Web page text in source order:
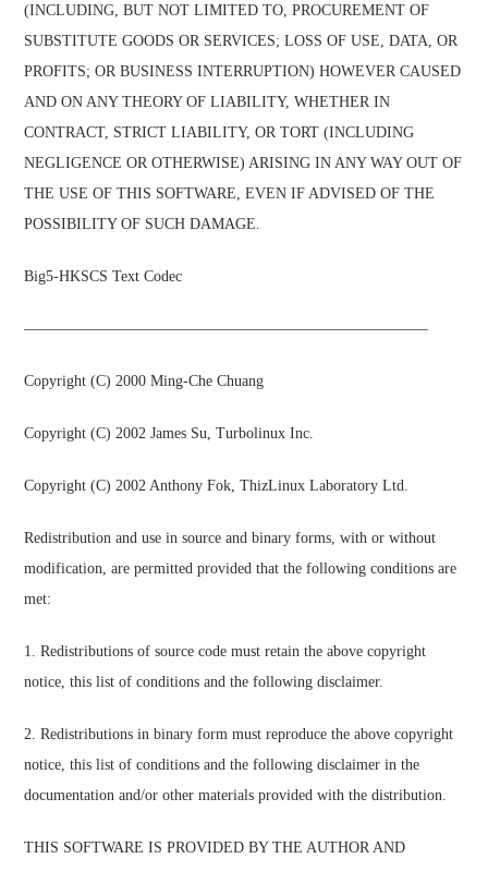
(INCLUDING, BUT NOT LIMITED TO, PROCUREMENT OF
SUBSTITUTE GOODS OR SERVICES; LOSS OF USE, DATA, OR
PROFITS; OR BUSINESS INTERRUPTION) HOWEVER CAUSED
AND ON ANY THEORY OF LIABILITY, WHETHER IN
CONTRACT, STRICT LIABILITY, OR TORT (INCLUDING
NEGLIGENCE OR OTHERWISE) ARISING IN ANY WAY OUT OF
THE USE OF THIS SOFTWARE, EVEN IF ADVISED OF THE
POSSIBILITY OF SUCH DAMAGE.
Big5-HKSCS Text Codec
——————————————————————————–
Copyright (C) 2000 Ming-Che Chuang
Copyright (C) 2002 James Su, Turbolinux Inc.
Copyright (C) 2002 Anthony Fok, ThizLinux Laboratory Ltd.
Redistribution and use in source and binary forms, with or without
modification, are permitted provided that the following conditions are
met:
1. Redistributions of source code must retain the above copyright
notice, this list of conditions and the following disclaimer.
2. Redistributions in binary form must reproduce the above copyright
notice, this list of conditions and the following disclaimer in the
documentation and/or other materials provided with the distribution.
THIS SOFTWARE IS PROVIDED BY THE AUTHOR AND